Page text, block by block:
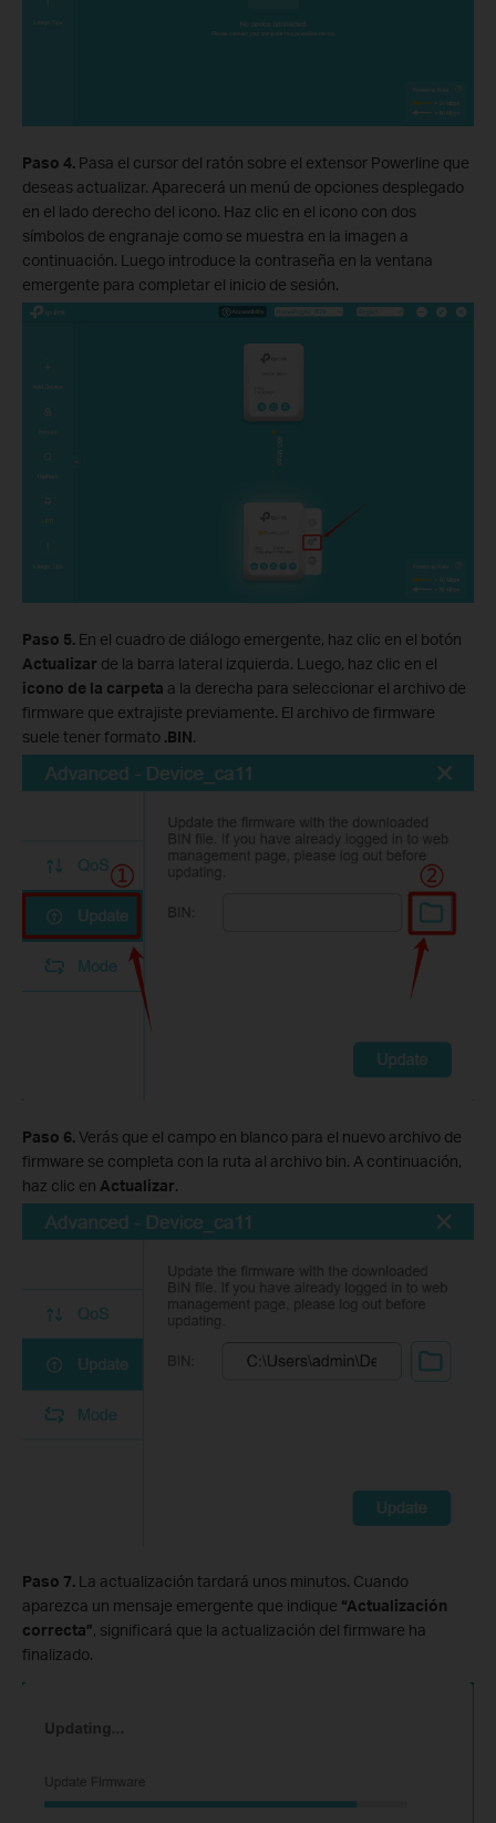
Paso 4. Pasa el cursor del ratón sobre el extensor Powerline que
deseas actualizar. Aparecerá un menú de opciones desplegado
en el lado derecho del icono. Haz clic en el icono con dos
símbolos de engranaje como se muestra en la imagen a
continuación. Luego introduce la contraseña en la ventana
emergente para completar el inicio de sesión.
Paso 5. En el cuadro de diálogo emergente, haz clic en el botón
Actualizar de la barra lateral izquierda. Luego, haz clic en el
icono de la carpeta a la derecha para seleccionar el archivo de
firmware que extrajiste previamente. El archivo de firmware
suele tener formato .BIN.
Paso 6.Verás que el campo en blanco para el nuevo archivo de
firmware se completa con la ruta al archivo bin. A continuación,
haz clic en Actualizar.
Paso 7. La actualización tardará unos minutos. Cuando
aparezca un mensaje emergente que indique “Actualización
correcta”, significará que la actualización del firmware ha
finalizado.